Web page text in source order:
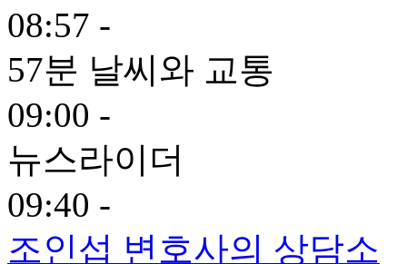
08:57 -
57분 날씨와 교통
09:00 -
뉴스라이더
09:40 -
조인섭 변호사의 상담소